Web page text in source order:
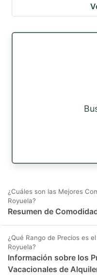
¿Cuáles son las Mejores
Royuela?
Resumen de
¿Qué Rango de Precios es
Royuela?
Información sobre los
Vacacionales de